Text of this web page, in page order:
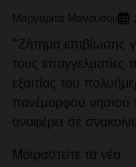
Μαργαρίτα Μανούσου
“Ζήτημα επιβίωσης
τους επαγγελματίες
εξαιτίας του
πανέμορφου νησιού
αναφέρει σε
Μοιραστείτε τα νέα